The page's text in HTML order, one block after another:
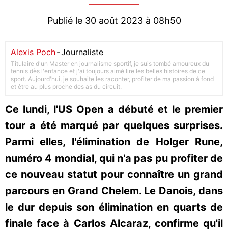
Publié le 30 août 2023 à 08h50
Alexis Poch-Journaliste
Titulaire d'un Master en journalisme sportif, je suis tombé amoureux du
tennis dès l'enfance et j'ai toujours aimé lire les belles histoires de ce
sport. Aujourd'hui, je souhaite les raconter, profiter de ma passion à fond
et être au plus proche des as du circuit.
Ce lundi, l'US Open a débuté et le premier
tour a été marqué par quelques surprises.
Parmi elles, l'élimination de Holger Rune,
numéro 4 mondial, qui n'a pas pu profiter de
ce nouveau statut pour connaître un grand
parcours en Grand Chelem. Le Danois, dans
le dur depuis son élimination en quarts de
finale face à Carlos Alcaraz, confirme qu'il